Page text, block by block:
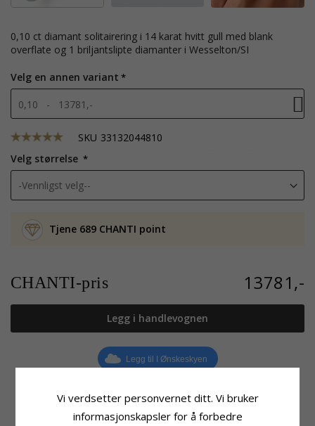
0,10 ct diamant solitairering i 14 karat hvitt gull med blank
overflate og 1 briljantslipte diamanter i Wesselton/SI
Velg en annen variant
0,10 - 13781,-
SKU 33132044810
Velg størrelse
Tjene 689 CHANTI point
CHANTI-pris 13781,-
Legg i handlevognen
Legg til I Ønskeskyen
Vi verdsetter personvernet ditt. Vi bruker
informasjonskapsler for å forbedre